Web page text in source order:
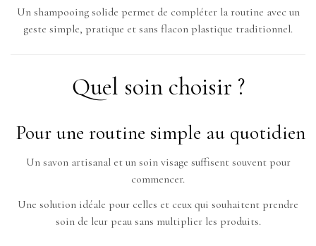
Un shampooing solide permet de compléter la routine avec un
geste simple, pratique et sans flacon plastique traditionnel.
Quel soin choisir ?
Pour une routine simple au quotidien
Un savon artisanal et un soin visage suffisent souvent pour
commencer.
Une solution idéale pour celles et ceux qui souhaitent prendre
soin de leur peau sans multiplier les produits.